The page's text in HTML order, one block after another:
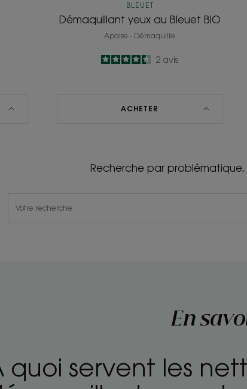
BLEUET
Démaquillant yeux au Bleuet BIO
Apaise - Démaquille
4.5
/
5
2 avis
ACHETER
Recherche par
En
quoi servent les